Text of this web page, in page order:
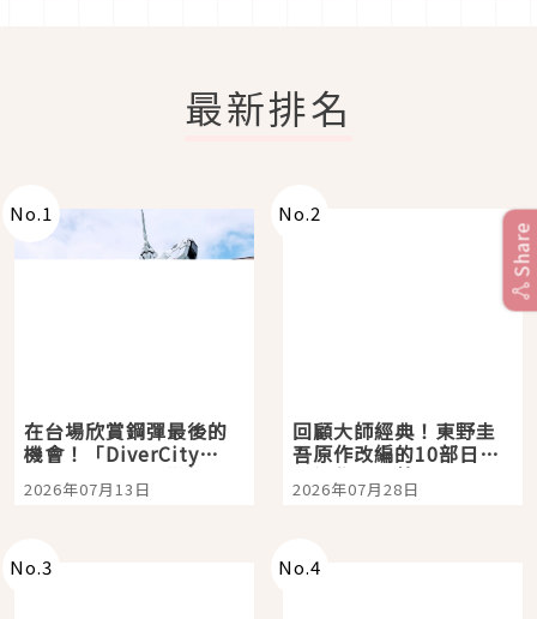
最新排名
No.1
在台場欣賞鋼彈最後的
機會！「DiverCity
Tokyo Plaza」搭船、
購物、美食及夜景，一
2026年07月13日
No.2
回顧大師經典！東野圭
吾原作改編的10部日本
影視作品推薦
2026年07月28日
No.3 No.4
Share